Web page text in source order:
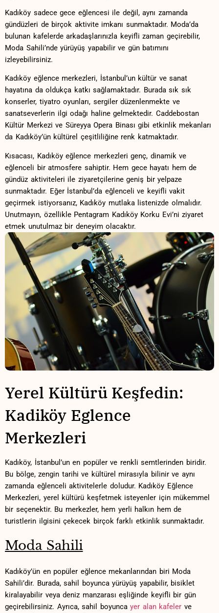
Kadıköy sadece gece eğlencesi ile⁤ değil, aynı zamanda
gündüzleri⁣ de ​birçok aktivite imkanı sunmaktadır.⁣ Moda’da
bulunan kafelerde​ arkadaşlarınızla keyifli zaman‍ geçirebilir,
Moda Sahili’nde yürüyüş yapabilir⁤ ve⁤ gün ⁢batımını​
izleyebilirsiniz.
Kadıköy eğlence merkezleri, İstanbul’un kültür ve sanat
hayatına ​da oldukça katkı sağlamaktadır. Burada sık sık
konserler, tiyatro oyunları, sergiler düzenlenmekte ve
sanatseverlerin ilgi odağı haline gelmektedir. Caddebostan
Kültür Merkezi ve Süreyya Opera​ Binası gibi etkinlik mekanları
da Kadıköy’ün kültürel​ çeşitliliğine renk ⁢katmaktadır.
Kısacası, Kadıköy eğlence merkezleri genç, dinamik ve
eğlenceli⁤ bir atmosfere sahiptir.‌ Hem gece hayatı hem de
‌gündüz aktiviteleri ile ziyaretçilerine geniş bir yelpaze
sunmaktadır. Eğer İstanbul’da eğlenceli ve keyifli vakit⁢
geçirmek istiyorsanız, Kadıköy mutlaka listenizde olmalıdır.
Unutmayın, özellikle ⁣Pentagram ​Kadıköy Korku Evi’ni ziyaret
‍etmek unutulmaz⁤ bir deneyim olacaktır.
Yerel⁣ Kültürü Keşfedin:
Kadiköy Eglence‌
Merkezleri
Kadıköy, İstanbul’un en popüler ⁣ve renkli semtlerinden ⁣biridir.
Bu bölge, ⁢zengin tarihi ve kültürel ⁣mirasıyla bilinir ve aynı⁤
zamanda eğlenceli aktivitelerle ​doludur. Kadıköy Eğlence
Merkezleri, yerel kültürü ⁤keşfetmek isteyenler için mükemmel
bir seçenektir. Bu merkezler,⁢ hem yerli halkın hem de
turistlerin ilgisini​ çekecek birçok⁤ farklı etkinlik sunmaktadır.
Moda Sahili
Kadıköy’ün en popüler ⁤eğlence mekanlarından biri Moda
Sahili’dir. Burada, sahil boyunca yürüyüş yapabilir,‍ bisiklet
kiralayabilir veya deniz manzarası‍ eşliğinde⁤ keyifli bir gün‍
geçirebilirsiniz. Ayrıca, ⁢sahil ‌boyunca yer alan kafeler ve